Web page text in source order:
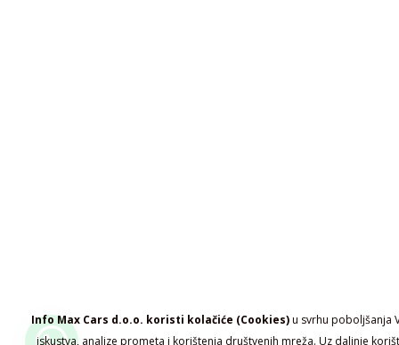
Info Max Cars d.o.o. koristi kolačiće (Cookies)u svrhu poboljšanja
iskustva, analize prometa i korištenja društvenih mreža. Uz daljnje